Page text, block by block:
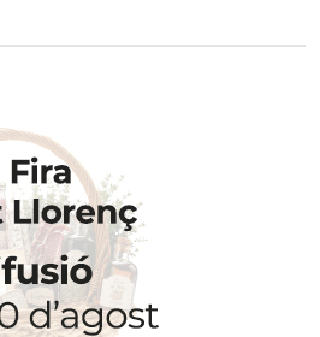
butlletí
i enviada directament
te al nostre butlletí i segueix